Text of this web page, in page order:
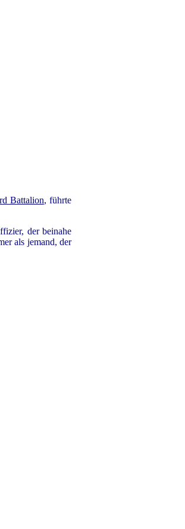
Battalion, führte
der beinahe
als jemand, der